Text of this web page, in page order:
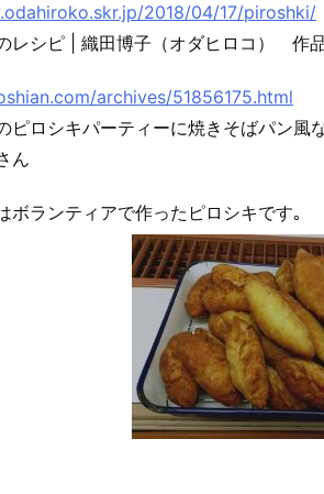
2018/04/17/piroshki/
レシピ | 織田博子（オダヒロコ） 作
archives/51856175.html
ピロシキパーティーに焼きそばパン
ん
ボランティアで作ったピロシキです｡